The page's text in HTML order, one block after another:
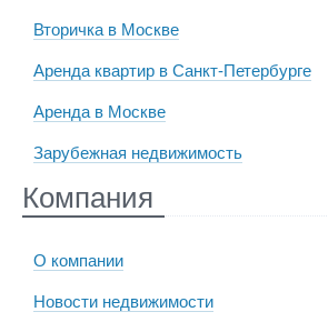
Вторичка в Москве
Аренда квартир в Санкт-Петербурге
Аренда в Москве
Зарубежная недвижимость
Компания
О компании
Новости недвижимости